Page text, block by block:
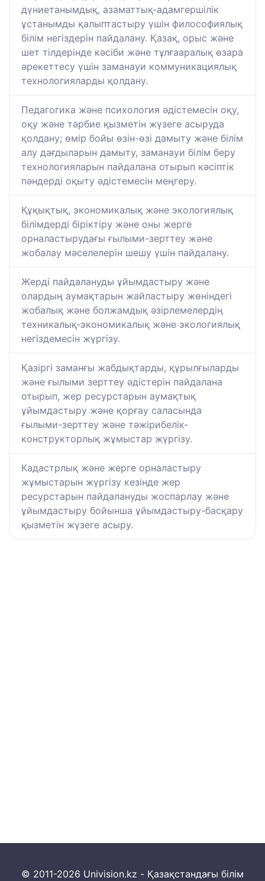
дүниетанымдық, азаматтық-адамгершілік
ұстанымды қалыптастыру үшін философиялық
білім негіздерін пайдалану. Қазақ, орыс және
шет тілдерінде кәсіби және тұлғааралық өзара
әрекеттесу үшін заманауи коммуникациялық
технологияларды қолдану.
Педагогика және психология әдістемесін оқу,
оқу және тәрбие қызметін жүзеге асыруда
қолдану; өмір бойы өзін-өзі дамыту және білім
алу дағдыларын дамыту, заманауи білім беру
технологияларын пайдалана отырып кәсіптік
пәндерді оқыту әдістемесін меңгеру.
Құқықтық, экономикалық және экологиялық
білімдерді біріктіру және оны жерге
орналастырудағы ғылыми-зерттеу және
жобалау мәселелерін шешу үшін пайдалану.
Жердi пайдалануды ұйымдастыру және
олардың аумақтарын жайластыру жөнiндегi
жобалық және болжамдық әзiрлемелердiң
техникалық-экономикалық және экологиялық
негiздемесiн жүргiзу.
Қазіргі заманғы жабдықтарды, құрылғыларды
және ғылыми зерттеу әдістерін пайдалана
отырып, жер ресурстарын аумақтық
ұйымдастыру және қорғау саласында
ғылыми-зерттеу және тәжірибелік-
конструкторлық жұмыстар жүргізу.
Кадастрлық және жерге орналастыру
жұмыстарын жүргізу кезінде жер
ресурстарын пайдалануды жоспарлау және
ұйымдастыру бойынша ұйымдастыру-басқару
қызметін жүзеге асыру.
© 2011-2026 Univision.kz - Қазақстандағы білім